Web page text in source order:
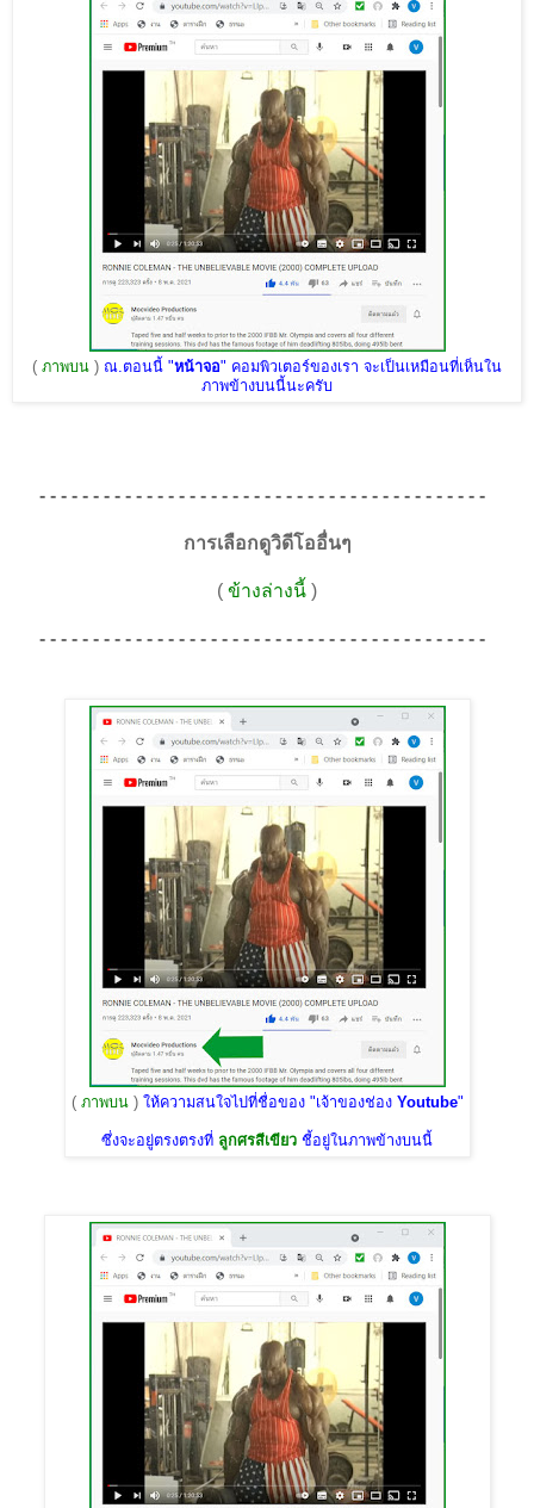
( ภาพบน ) ณ.ตอนนี้ "หน้าจอ" คอมพิวเตอร์ของเรา จะเป็นเหมือนที่เห็นใน
ภาพข้างบนนี้นะครับ
- - - - - - - - - - - - - - - - - - - - - - - - - - - - - - - - - - - - - - - - - -
การเลือกดูวิดีโออื่นๆ
( ข้างล่างนี้ )
- - - - - - - - - - - - - - - - - - - - - - - - - - - - - - - - - - - - - - - - - -
( ภาพบน)ให้ความสนใจไปที่ชื่อของ "เจ้าของช่อง Youtube"
ซึ่งจะอยู่ตรงตรงที่ ลูกศรสีเขียว ชี้อยู่ในภาพข้างบนนี้